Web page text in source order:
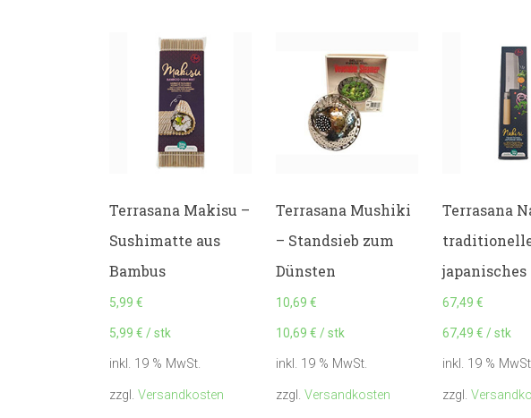
Terrasana Makisu –
Sushimatte aus
Bambus
5,99 €
5,99 € / stk
inkl. 19 % MwSt.
zzgl. Versandkosten
Terrasana Mushiki
– Standsieb zum
Dünsten
10,69€
10,69€ /stk
inkl. 19 % MwSt.
zzgl.Versandkosten
Terrasana
japanisches
67,49€
67,49€ /stk
inkl. 19 %
zzgl.